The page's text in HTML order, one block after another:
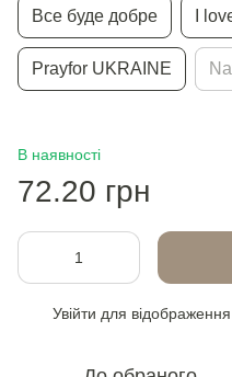
Все буде добре I
Prayfor UKRAINE
В наявності
72.20 грн
Увійти для